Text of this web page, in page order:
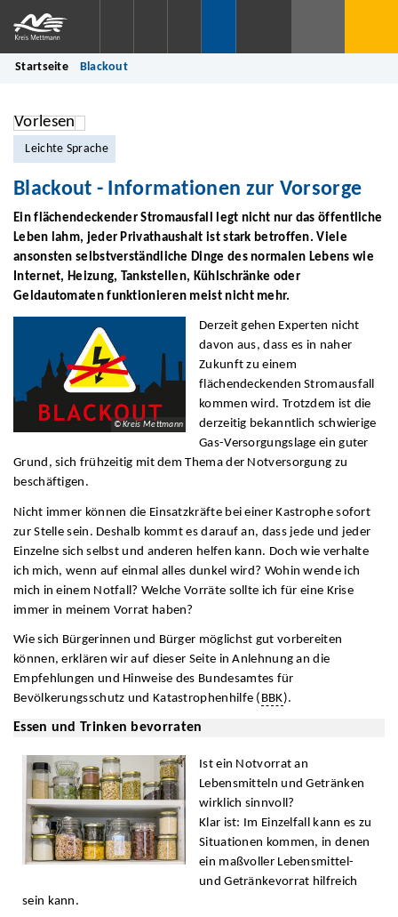
Startseite Blackout
Vorlesen
Leichte Sprache
Blackout - Informationen zur Vorsorge
Ein flächendeckender Stromausfall legt nicht nur das öffentliche
Leben lahm, jeder Privathaushalt ist stark betroffen. Viele
ansonsten selbstverständliche Dinge des normalen Lebens wie
Internet, Heizung, Tankstellen, Kühlschränke oder
Geldautomaten funktionieren meist nicht mehr.
© Kreis Mettmann
Derzeit gehen Experten nicht
davon aus, dass es in naher
Zukunft zu einem
flächendeckenden Stromausfall
kommen wird. Trotzdem ist die
derzeitig bekanntlich schwierige
Gas-Versorgungslage ein guter
Grund, sich frühzeitig mit dem Thema der Notversorgung zu
beschäftigen.
Nicht immer können die Einsatzkräfte bei einer Kastrophe sofort
zur Stelle sein. Deshalb kommt es darauf an, dass jede und jeder
Einzelne sich selbst und anderen helfen kann. Doch wie verhalte
ich mich, wenn auf einmal alles dunkel wird? Wohin wende ich
mich in einem Notfall? Welche Vorräte sollte ich für eine Krise
immer in meinem Vorrat haben?
Wie sich Bürgerinnen und Bürger möglichst gut vorbereiten
können, erklären wir auf dieser Seite in Anlehnung an die
Empfehlungen und Hinweise des Bundesamtes für
Bevölkerungsschutz und Katastrophenhilfe ( BBK).
Essen und Trinken bevorraten
Ist ein Notvorrat an
Lebensmitteln und Getränken
wirklich sinnvoll?
Klar ist: Im Einzelfall kann es zu
Situationen kommen, in denen
ein maßvoller Lebensmittel-
und Getränkevorrat hilfreich
sein kann.